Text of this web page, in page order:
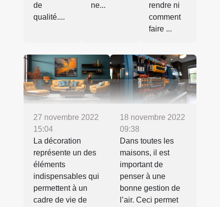
de
qualité....
ne...
rendre ni
comment
faire ...
27 novembre 2022
15:04
La décoration
représente un des
éléments
indispensables qui
permettent à un
cadre de vie de
18 novembre 2022
09:38
Dans toutes les
maisons, il est
important de
penser à une
bonne gestion de
l’air. Ceci permet